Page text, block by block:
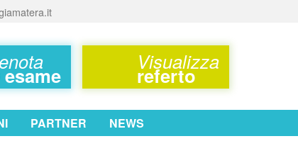
Visualizza
referto
esame
PARTNER NEWS